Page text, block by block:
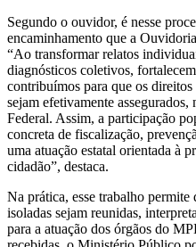
Segundo o ouvidor, é nesse
encaminhamento que a
“Ao transformar relatos
diagnósticos coletivos,
contribuímos para que os
sejam efetivamente
Federal. Assim, a participação
concreta de fiscalização,
uma atuação estatal orientada à
cidadão”, destaca.
Na prática, esse trabalho permite
isoladas sejam reunidas,
para a atuação dos órgãos do